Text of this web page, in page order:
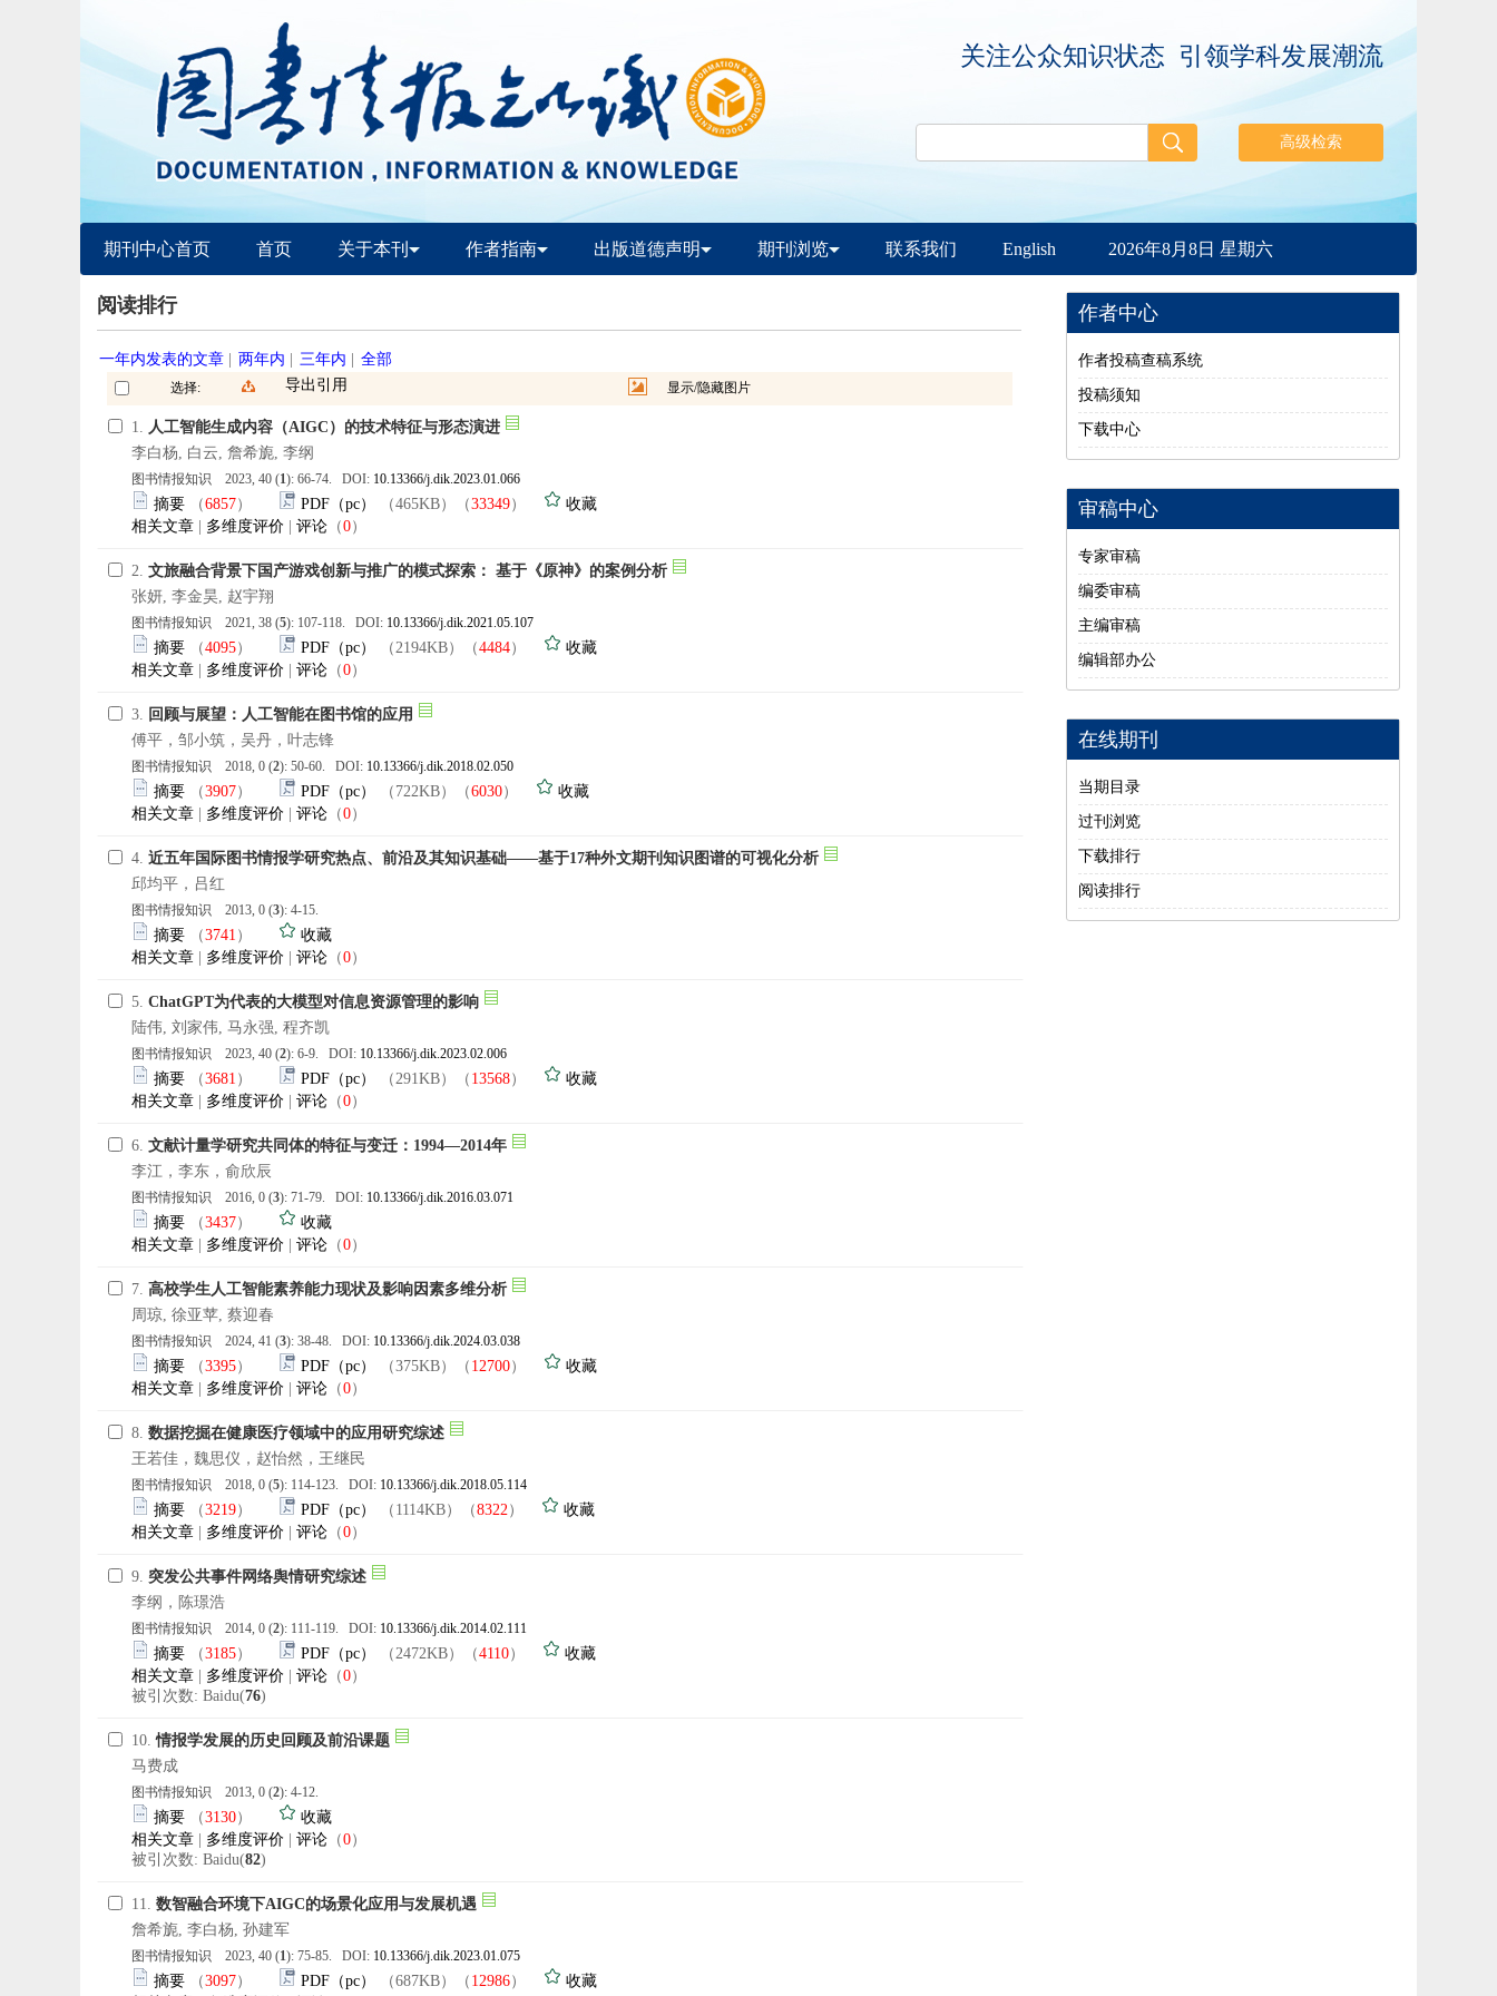
关注公众知识状态 引领学科发展潮流
期刊中心首页 首页 关于本刊 作者指南 出版道德声明 期刊浏览 联系我们 English 2026年8月8日 星期六
阅读排行
一年内发表的文章 两年内 三年内 全部
选择: 导出引用 显示/隐藏图片
1. 人工智能生成内容（AIGC）的技术特征与形态演进
李白杨, 白云, 詹希旎, 李纲
图书情报知识 2023, 40 (1): 66-74. DOI: 10.13366/j.dik.2023.01.066
摘要 （6857） PDF（pc） （465KB）（33349）
收藏
相关文章
多维度评价 评论 （0）
2. 文旅融合背景下国产游戏创新与推广的模式探索： 基于《原神》的案例分析
张妍, 李金昊, 赵宇翔
图书情报知识 2021, 38 (5): 107-118. DOI: 10.13366/j.dik.2021.05.107
摘要 （4095） PDF（pc） （2194KB）（4484）
收藏
相关文章
多维度评价 评论 （0）
3. 回顾与展望：人工智能在图书馆的应用
傅平，邹小筑，吴丹，叶志锋
图书情报知识 2018, 0 (2): 50-60. DOI: 10.13366/j.dik.2018.02.050
摘要 （3907） PDF（pc） （722KB）（6030）
收藏
相关文章
多维度评价 评论 （0）
4. 近五年国际图书情报学研究热点、前沿及其知识基础——基于17种外文期刊知识图谱的可视化分析
邱均平，吕红
图书情报知识 2013, 0 (3): 4-15.
摘要 （3741 ）
收藏
相关文章
多维度评价 评论 （0）
5. ChatGPT为代表的大模型对信息资源管理的影响
陆伟, 刘家伟, 马永强, 程齐凯
图书情报知识 2023, 40 (2): 6-9. DOI: 10.13366/j.dik.2023.02.006
摘要 （3681 ） PDF（pc） （291KB）（ 13568）
收藏
相关文章
多维度评价 评论 （0）
6. 文献计量学研究共同体的特征与变迁：1994—2014年
李江，李东，俞欣辰
图书情报知识 2016, 0 (3): 71-79. DOI: 10.13366/j.dik.2016.03.071
摘要 （3437）
收藏
相关文章
多维度评价 评论 （0）
7. 高校学生人工智能素养能力现状及影响因素多维分析
周琼, 徐亚苹, 蔡迎春
图书情报知识 2024, 41 (3): 38-48. DOI: 10.13366/j.dik.2024.03.038
摘要 （3395） PDF（pc） （375KB）（ 12700）
收藏
相关文章
多维度评价 评论 （0）
8. 数据挖掘在健康医疗领域中的应用研究综述
王若佳，魏思仪，赵怡然，王继民
图书情报知识 2018, 0 (5): 114-123. DOI: 10.13366/j.dik.2018.05.114
摘要 （3219） PDF（pc） （1114KB）（8322）
收藏
相关文章
多维度评价 评论 （0）
9. 突发公共事件网络舆情研究综述
李纲，陈璟浩
图书情报知识 2014, 0 (2): 111-119. DOI: 10.13366/j.dik.2014.02.111
摘要 （3185） PDF（pc） （2472KB）（4110）
收藏
相关文章
多维度评价 评论 （0）
被引次数: Baidu(76)
10.情报学发展的历史回顾及前沿课题
马费成
图书情报知识 2013, 0 (2): 4-12.
摘要 （3130）
收藏
相关文章
多维度评价 评论 （0）
被引次数: Baidu(82)
11. 数智融合环境下AIGC的场景化应用与发展机遇
詹希旎, 李白杨, 孙建军
图书情报知识 2023, 40 (1): 75-85. DOI: 10.13366/j.dik.2023.01.075
摘要 （3097） PDF（pc） （687KB）（ 12986）
收藏
作者中心
作者投稿查稿系统
投稿须知
下载中心
审稿中心
专家审稿
编委审稿
主编审稿
编辑部办公
在线期刊
当期目录
过刊浏览
下载排行
阅读排行